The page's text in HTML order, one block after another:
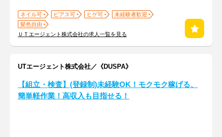
ネイル可 ピアス可 ヒゲ可
未経験者歓迎
髪色自由
ＵＴエージェント株式会社の求人一覧を見る
UTエージェント株式会社／《DUSPA》
【組立・検査】(登録制)未経験OK！モクモク稼げる、
簡単軽作業！高収入も目指せる！